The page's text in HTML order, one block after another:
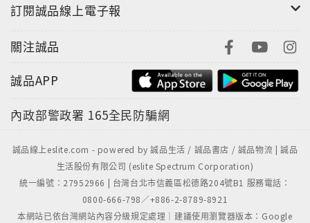
訂閱誠品線上電子報
關注誠品
誠品APP
內政部警政署 165全民防騙網
誠品線上eslite.com - powered by 誠品生活 / 誠品書店 / 誠品物流 | 誠品
生活股份有限公司 (eslite Spectrum Corporation)
統一編號：27952966 | 台灣台北市信義區松德路204號B1 服務電話：
0800-666-798／+886-2-8789-8921
本網站已依台灣網站內容分級規定處理｜建議使用瀏覽器版本：Google